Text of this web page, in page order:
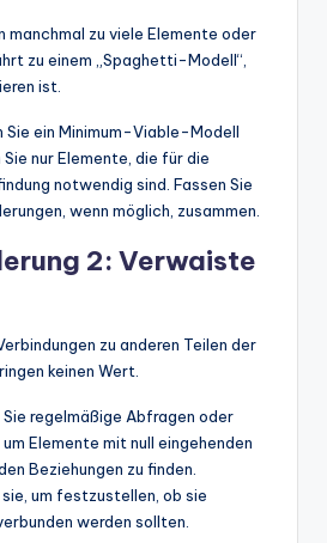
zu viele Elemente oder
zu einem „Spaghetti-Modell“,
ist.
Sie ein Minimum-Viable-Modell
nur Elemente, die für die
notwendig sind. Fassen Sie
wenn möglich, zusammen.
2: Verwaiste
zu anderen Teilen der
keinen Wert.
Sie regelmäßige Abfragen oder
Elemente mit null eingehenden
Beziehungen zu finden.
um festzustellen, ob sie
werden sollten.